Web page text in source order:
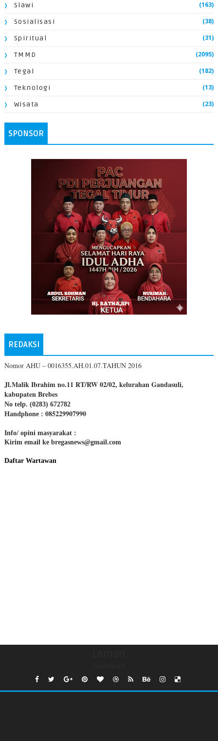
Slawi (163)
Sosialisasi (38)
Spiritual (31)
TMMD (2095)
Tegal (182)
Teknologi (13)
Wisata (23)
SPONSOR
REDAKSI
Nomor AHU – 0016355.AH.01.07.TAHUN 2016
Jl.Malik Ibrahim no.11 RT/RW 02/02, kelurahan Gandasuli,
kabupaten Brebes
No telp. (0283) 672782
Handphone : 085229907990
Info/ opini masyarakat :
Kirim email ke bregasnews@gmail.com
Daftar Wartawan